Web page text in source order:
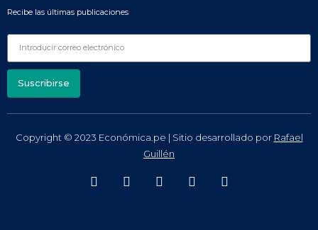
Recibe las últimas publicaciones
Suscribirse
Copyright © 2023 Económica.pe | Sitio desarrollado por Rafael
Guillén